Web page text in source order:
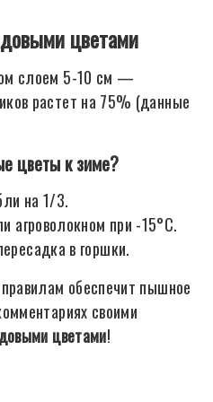
цветами
слоем 5-10 см —
растет на 75% (данные
цветы к зиме?
на 1/3.
агроволокном при -15°C.
в горшки.
обеспечит пышное
своими
цветами!